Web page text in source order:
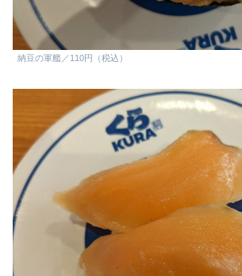
納豆の軍艦／110円（税込）